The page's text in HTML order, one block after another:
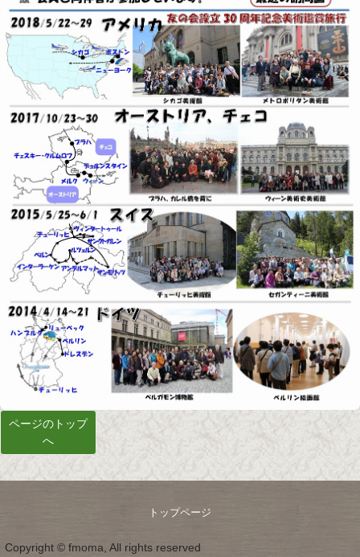
ページのトップ
へ
トップページ
Copyright © fmoma, All rights reserved